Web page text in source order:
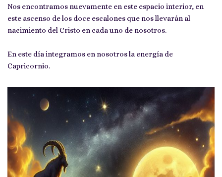
Nos encontramos nuevamente en este espacio interior, en
este ascenso de los doce escalones que nos llevarán al
nacimiento del Cristo en cada uno de nosotros.
En este día integramos en nosotros la energía de
Capricornio.